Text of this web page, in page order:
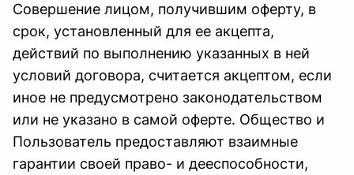
Совершение лицом, получившим оферту, в
срок, установленный для ее акцепта,
действий по выполнению указанных в ней
условий договора, считается акцептом, если
иное не предусмотрено законодательством
или не указано в самой оферте. Общество и
Пользователь предоставляют взаимные
гарантии своей право- и дееспособности,